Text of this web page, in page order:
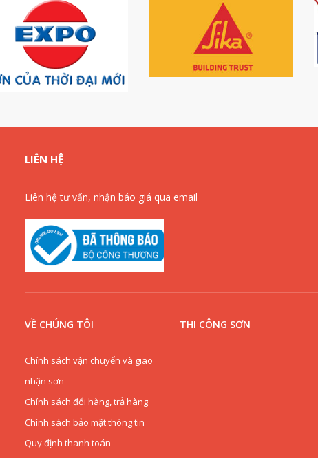
LIÊN HỆ
Liên hệ tư vấn, nhận báo giá qua email
VỀ CHÚNG TÔI
Chính sách vận chuyển và giao
nhận sơn
Chính sách đổi hàng, trả hàng
Chính sách bảo mật thông tin
Quy định thanh toán
THI CÔNG SƠN